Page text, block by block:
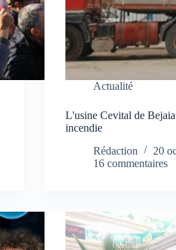
Actualité
L'usine Cevital de
incendie
Rédaction
20
16 commentaires